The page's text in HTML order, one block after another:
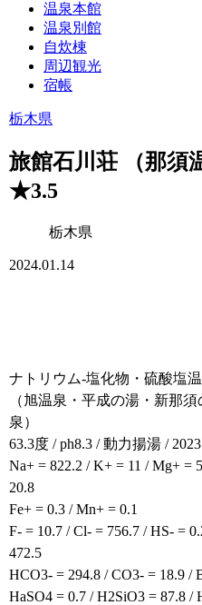
温泉本館
温泉別館
自炊棟
周辺観光
宿帳
栃木県
旅館石川荘 （那須
★3.5
栃木県
2024.01.14
ナトリウム-塩化物・硫酸塩
（旭温泉・平成の湯・新那
泉）
63.3度 / ph8.3 / 動力揚湯 /
Na+ = 822.2 / K+ = 11 / Mg+ =
20.8
Fe+ = 0.3 / Mn+ = 0.1
F- = 10.7 / Cl- = 756.7 / HS- =
472.5
HCO3- = 294.8 / CO3- = 18.9 /
HaSO4 = 0.7 / H2SiO3 = 87.8 /